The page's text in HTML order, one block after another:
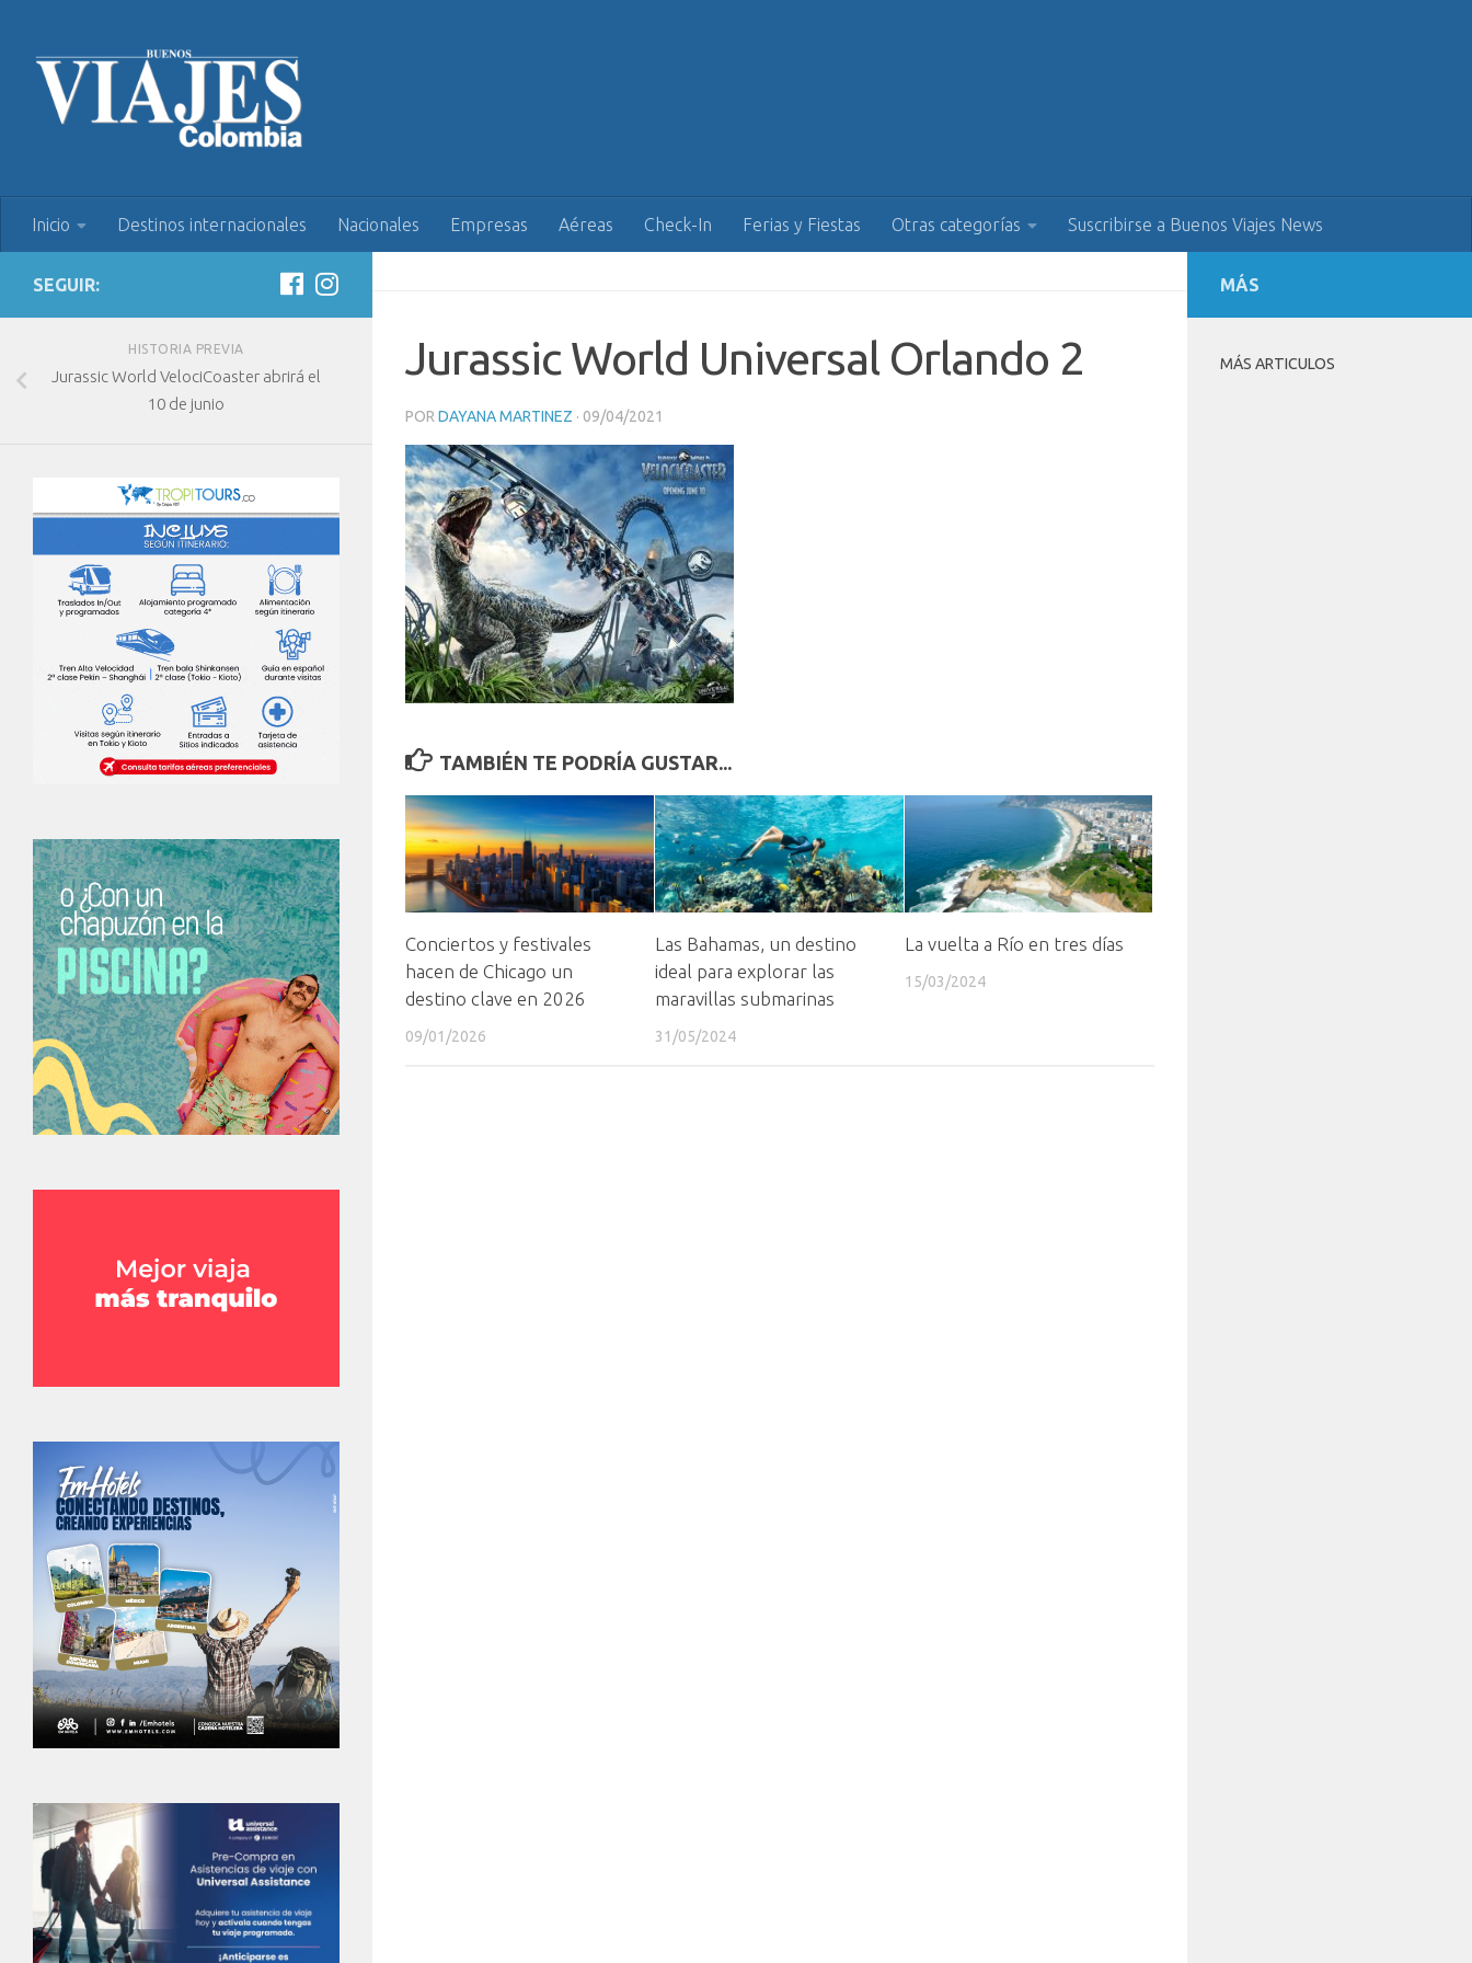
Inicio Destinos internacionales Nacionales Empresas Aéreas Check-In Ferias y Fiestas Otras categorías Suscribirse a Buenos Viajes News
Jurassic World Universal Orlando 2
POR DAYANA MARTINEZ · 09/04/2021
TAMBIÉN TE PODRÍA GUSTAR...
Conciertos y festivales
hacen de Chicago un
destino clave en 2026
09/01/2026
Las Bahamas, un destino
ideal para explorar las
maravillas submarinas
31/05/2024
La vuelta a Río en tres días
15/03/2024
SEGUIR:
HISTORIA PREVIA
Jurassic World VelociCoaster abrirá el
10 de junio
MÁS
MÁS ARTICULOS